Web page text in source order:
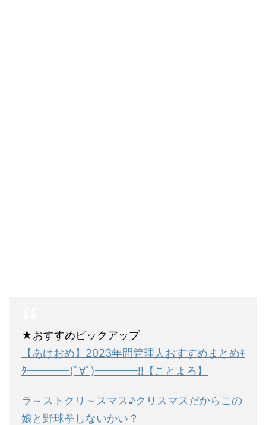
★おすすめピックアップ
【あけおめ】2023年間管理人おすすめまとめｷ
ﾀ━━━━(ﾟ∀ﾟ)━━━━!!【ことよろ】
ラ～ストクリ～スマス♪クリスマスだからこの
娘と野球拳しないかい？